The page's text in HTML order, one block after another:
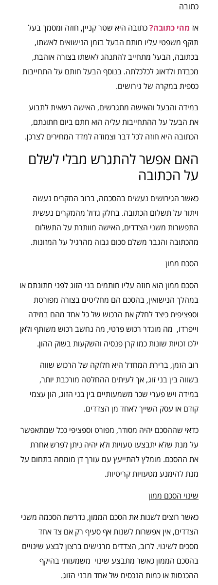
כתובה
אז מהי כתובה?כתובה היא שטר קניין, חוזה ומסמך בעל
תוקף משפטי עליו חותם הבעל בזמן הנישואים לאשתו,
בכתובה, הבעל מתחייב להתנהג לאשתו בצורה אוהבת,
מכבדת ולדאוג לכלכלתה. בנוסף הבעל חותם על התחייבות
כספית במקרה של גירושים.
במידה והבעל והאישה מתגרשים, האישה רשאית לתבוע
את הבעל על ההתחייבות עליה הוא חתם ביום חתונתם,
הכתובה היא חוזה לכל דבר וצמודה למדד המחירים לצרכן.
האם אפשר להתגרש מבלי לשלם
על הכתובה
כאשר הגירושים נעשים בהסכמה, ברוב המקרים נעשה
ויתור על תשלום הכתובה. בחלק גדול מהמקרים נעשית
התפשרות משני הצדדים, האישה מוותרת על התשלום
מהכתובה והגבר משלם סכום גבוה מהרגיל על המזונות.
הסכם ממון
הסכם ממון הוא חוזה עליו חותמים בני הזוג לפני חתונתם או
במהלך הנישואין, בהסכם הם מחליטים בצורה מפורטת
וספציפית כיצד לחלק את הרכוש של כל אחד מהם במידה
וייפרדו, מה מוגדר רכוש פרטי, מה נחשב רכוש משותף ולאן
ילכו זכויות שונות כמו קרן פנסיה והשקעות בשוק ההון.
רוב הזמן, ברירת המחדל היא חלוקה של הרכוש שווה
בשווה בין בני זוג, אך לעיתים ההחלטה מורכבת יותר,
במידה ויש פערי שכר משמעותיים בין בני הזוג, הון עצמי
קודם או עסק השייך לאחד מן הצדדים.
כדאי שההסכם יהיה מסודר, מפורט וספציפי ככל שמתאפשר
על מנת שלא יתבצעו טעויות ולא יהיה ניתן לפרש אחרת
את ההסכם. מומלץ להתייעץ עם עורך דן מומחה בתחום על
מנת להימנע מטעויות קריטיות.
שינוי הסכם ממון
כאשר רוצים לשנות את הסכם הממון, נדרשת הסכמה משני
הצדדים, אין אפשרות לשנות אף סעיף רק אם צד אחד
מסכים לשינוי. לרוב, הצדדים מרגישים ברצון לבצע שינויים
בהסכם הממון כאשר מתבצע שינוי משמעותי בהיקף
ההכנסות או כמות הנכסים של אחד מבני הזוג.